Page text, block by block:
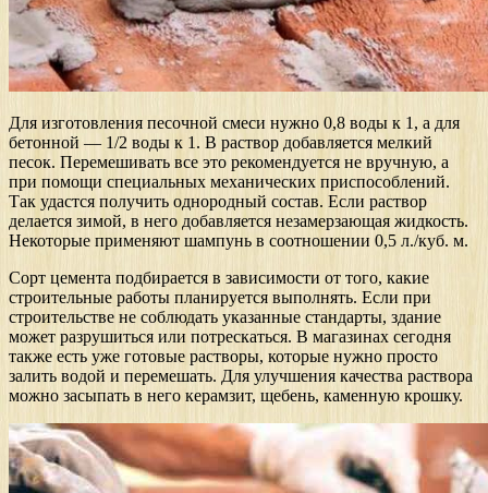
Для изготовления песочной смеси нужно 0,8 воды к 1, а для
бетонной — 1/2 воды к 1. В раствор добавляется мелкий
песок. Перемешивать все это рекомендуется не вручную, а
при помощи специальных механических приспособлений.
Так удастся получить однородный состав. Если раствор
делается зимой, в него добавляется незамерзающая жидкость.
Некоторые применяют шампунь в соотношении 0,5 л./куб. м.
Сорт цемента подбирается в зависимости от того, какие
строительные работы планируется выполнять. Если при
строительстве не соблюдать указанные стандарты, здание
может разрушиться или потрескаться. В магазинах сегодня
также есть уже готовые растворы, которые нужно просто
залить водой и перемешать. Для улучшения качества раствора
можно засыпать в него керамзит, щебень, каменную крошку.